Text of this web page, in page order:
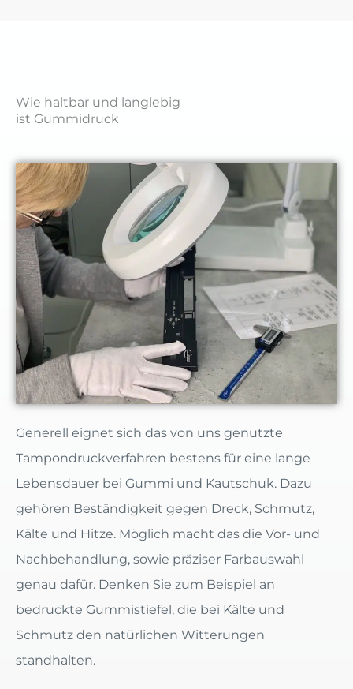
Wie haltbar und langlebig
ist Gummidruck
Generell eignet sich das von uns genutzte
Tampondruckverfahren bestens für eine lange
Lebensdauer bei Gummi und Kautschuk. Dazu
gehören Beständigkeit gegen Dreck, Schmutz,
Kälte und Hitze. Möglich macht das die Vor- und
Nachbehandlung, sowie präziser Farbauswahl
genau dafür. Denken Sie zum Beispiel an
bedruckte Gummistiefel, die bei Kälte und
Schmutz den natürlichen Witterungen
standhalten.